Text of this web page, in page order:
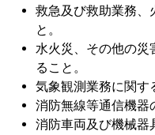
救急及び救助業務、
と。
水火災、その他の災
ること。
気象観測業務に関す
消防無線等通信機器
消防車両及び機械器